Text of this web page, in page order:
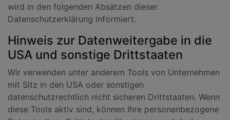
wird in den folgenden Absätzen dieser
Datenschutzerklärung informiert.
Hinweis zur Datenweitergabe in die
USA und sonstige Drittstaaten
Wir verwenden unter anderem Tools von Unternehmen
mit Sitz in den USA oder sonstigen
datenschutzrechtlich nicht sicheren Drittstaaten. Wenn
diese Tools aktiv sind, können Ihre personenbezogene